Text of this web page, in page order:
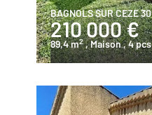
BAGNOLS SUR CEZE 30
210 000 €
89,4 m2 , Maison, 4 pcs